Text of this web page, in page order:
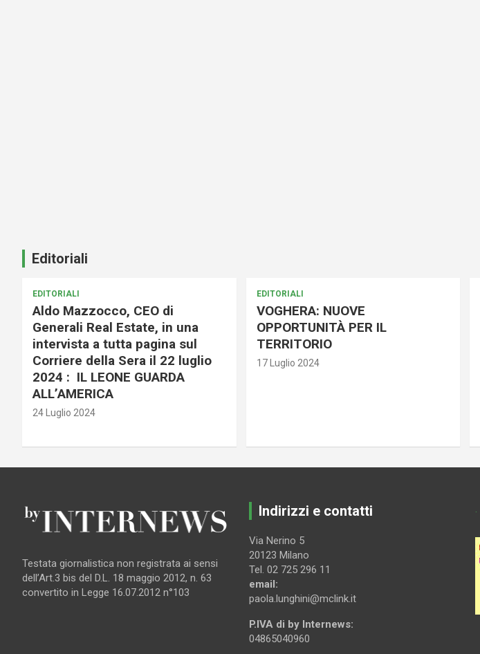
Editoriali
EDITORIALI
Aldo Mazzocco, CEO di
Generali Real Estate, in una
intervista a tutta pagina sul
Corriere della Sera il 22 luglio
2024 : IL LEONE GUARDA
ALL’AMERICA
24 Luglio 2024
EDITORIALI
VOGHERA: NUOVE
OPPORTUNITÀ PER IL
TERRITORIO
17 Luglio 2024
Testata giornalistica non registrata ai sensi
dell’Art.3 bis del D.L. 18 maggio 2012, n. 63
convertito in Legge 16.07.2012 n°103
Indirizzi e contatti
Via Nerino 5
20123 Milano
Tel. 02 725 296 11
email:
paola.lunghini@mclink.it
P.IVA di by Internews:
04865040960
.